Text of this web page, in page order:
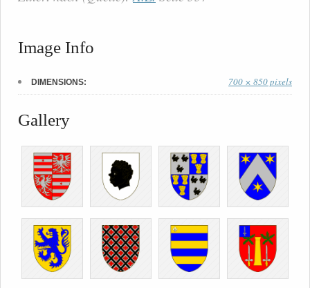
Image Info
DIMENSIONS: 700 × 850 pixels
Gallery